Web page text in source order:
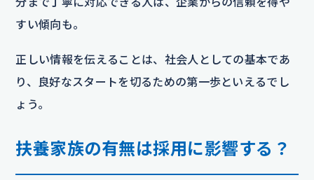
すい傾向も。
正しい情報を伝えることは、社会人としての基本であ
り、良好なスタートを切るための第一歩といえるでし
ょう。
扶養家族の有無は採用に影響する？